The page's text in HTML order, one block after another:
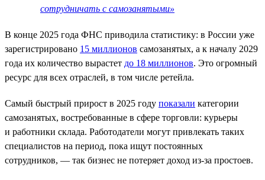
сотрудничать с самозанятыми»
В конце 2025 года ФНС приводила статистику: в России уже
зарегистрировано 15 миллионов самозанятых, а к началу 2029
года их количество вырастет до 18 миллионов. Это огромный
ресурс для всех отраслей, в том числе ретейла.
Самый быстрый прирост в 2025 году показали категории
самозанятых, востребованные в сфере торговли: курьеры
и работники склада. Работодатели могут привлекать таких
специалистов на период, пока ищут постоянных
сотрудников, — так бизнес не потеряет доход из-за простоев.